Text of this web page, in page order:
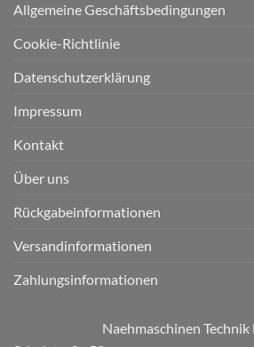
Allgemeine Geschäftsbedingungen
Cookie-Richtlinie
Datenschutzerklärung
Impressum
Kontakt
Über uns
Rückgabeinformationen
Versandinformationen
Zahlungsinformationen
Naehmaschinen Technik